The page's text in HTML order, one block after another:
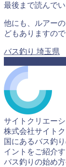
最後まで読んで
他にも、ルアー
どもありますの
バス釣り 埼玉県
サイトクリエー
株式会社サイト
国にあるバス釣
イントをご紹介
バス釣りの始め